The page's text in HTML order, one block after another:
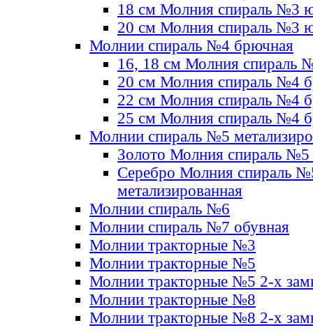
18 см Молния спираль №3
20 см Молния спираль №3
Молнии спираль №4 брючная
16, 18 см Молния спираль
20 см Молния спираль №4
22 см Молния спираль №4
25 см Молния спираль №4
Молнии спираль №5
Золото Молния спираль №5
Серебро Молния спираль
метализированная
Молнии спираль №6
Молнии спираль №7 обувная
Молнии тракторные №3
Молнии тракторные №5
Молнии тракторные №5 2-х
Молнии тракторные №8
Молнии тракторные №8 2-х